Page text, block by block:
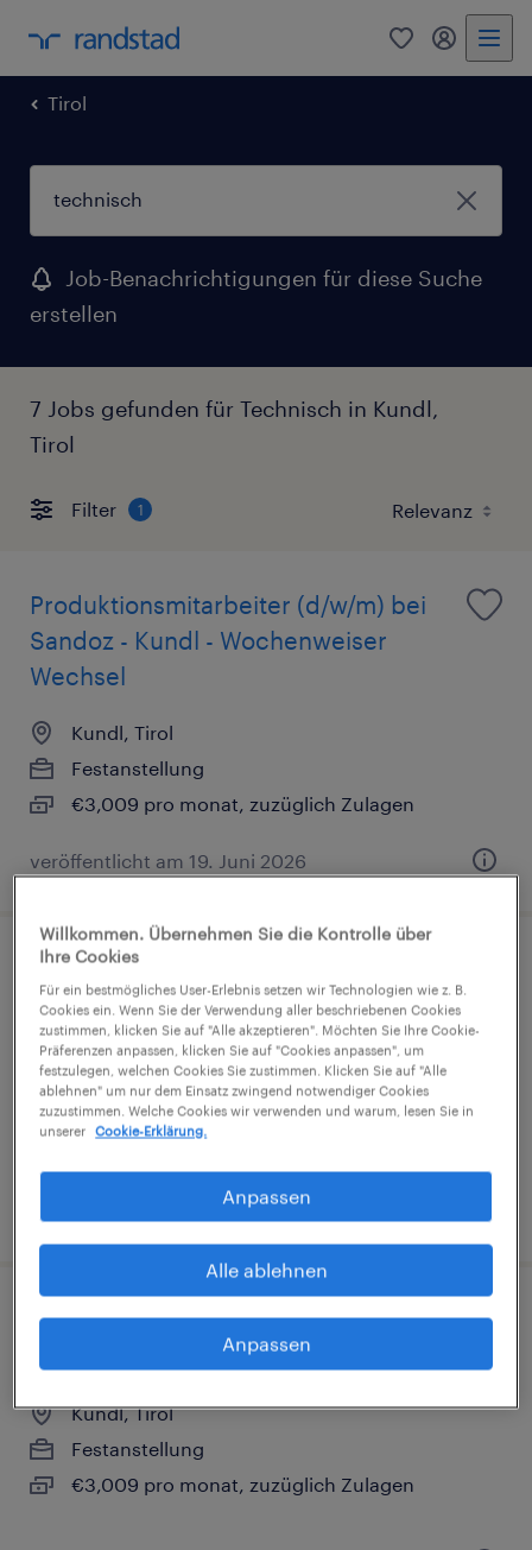
0 Mein
Tirol
Job-Benachrichtigungen für diese Suche
erstellen
7 Jobs gefunden für Technisch in Kundl,
Tirol
Filter 1
Produktionsmitarbeiter (d/w/m) bei
Sandoz - Kundl - Wochenweiser
Wechsel
Kundl, Tirol
Festanstellung
€3,009 pro monat, zuzüglich Zulagen
veröffentlicht am 19. Juni 2026
Junior Process Engineer (m/w/d)
Kundl, Tirol
Festanstellung
€60,000 pro jahr
veröffentlicht am 31. Juli 2026
Produktionsmitarbeiter (d/w/m) in
Kundl, Tirol
Festanstellung
€3,009 pro monat, zuzüglich Zulagen
Willkommen. Übernehmen Sie die Kontrolle über
Ihre Cookies
Für ein bestmögliches User-Erlebnis setzen wir Technologien wie z. B.
Cookies ein. Wenn Sie der Verwendung aller beschriebenen Cookies
zustimmen, klicken Sie auf "Alle akzeptieren". Möchten Sie Ihre Cookie-
Präferenzen anpassen, klicken Sie auf "Cookies anpassen", um
festzulegen, welchen Cookies Sie zustimmen. Klicken Sie auf "Alle
ablehnen" um nur dem Einsatz zwingend notwendiger Cookies
zuzustimmen. Welche Cookies wir verwenden und warum, lesen Sie in
unserer
Cookie-Erklärung.
Anpassen
Alle ablehnen
Anpassen